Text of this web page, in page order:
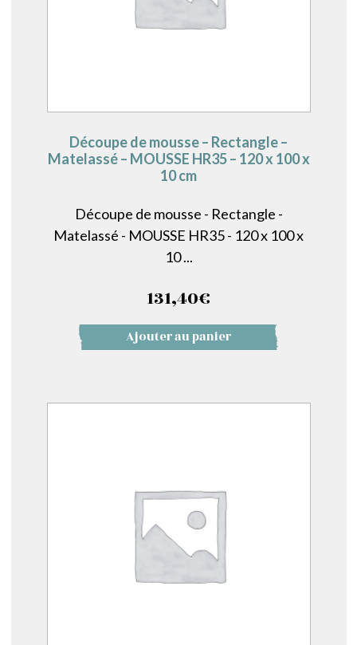
Découpe de mousse – Rectangle –
Matelassé – MOUSSE HR35 – 120 x 100 x
10 cm
Découpe de mousse - Rectangle -
Matelassé - MOUSSE HR35 - 120 x 100 x
10 ...
131,40€
Ajouter au panier